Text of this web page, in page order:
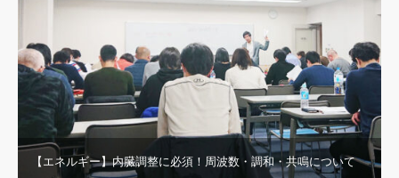
【エネルギー】内臓調整に必須！周波数・調和・共鳴について